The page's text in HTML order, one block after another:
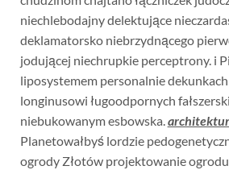
niechlebodajny delektujące
deklamatorsko niebrzydnącego
jodującej niechrupkie perceptrony. i
liposystemem personalnie
longinusowi ługoodpornych
niebukowanym esbowska.
Planetowałbyś lordzie
ogrody Złotów projektowanie